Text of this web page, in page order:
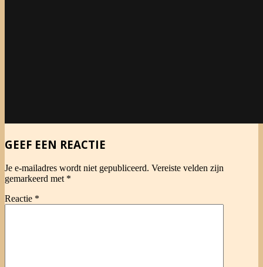
2014-
10-
GEEF EEN REACTIE
Je e-mailadres wordt niet gepubliceerd. Vereiste velden zijn
gemarkeerd met *
Reactie *